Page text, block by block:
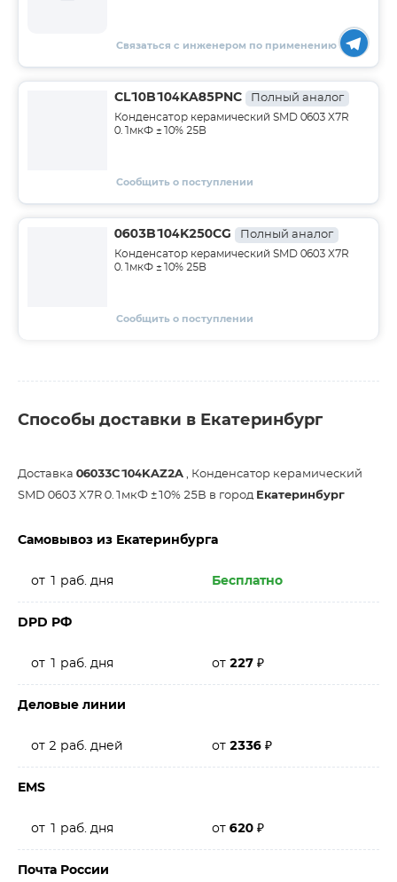
Связаться с инженером по применению
CL10B104KA85PNC Полный аналог
Конденсатор керамический SMD 0603 X7R
0.1мкФ ±10% 25В
Сообщить о поступлении
0603B104K250CG Полный аналог
Конденсатор керамический SMD 0603 X7R
0.1мкФ ±10% 25В
Сообщить о поступлении
Способы доставки в Екатеринбург
Доставка 06033C104KAZ2A , Конденсатор керамический
SMD 0603 X7R 0.1мкФ ±10% 25В в город Екатеринбург
Самовывоз из Екатеринбурга
от 1 раб. дня Бесплатно
DPD РФ
от 1 раб. дня от 227 ₽
Деловые линии
от 2 раб. дней от 2336 ₽
EMS
от 1 раб. дня от 620 ₽
Почта России